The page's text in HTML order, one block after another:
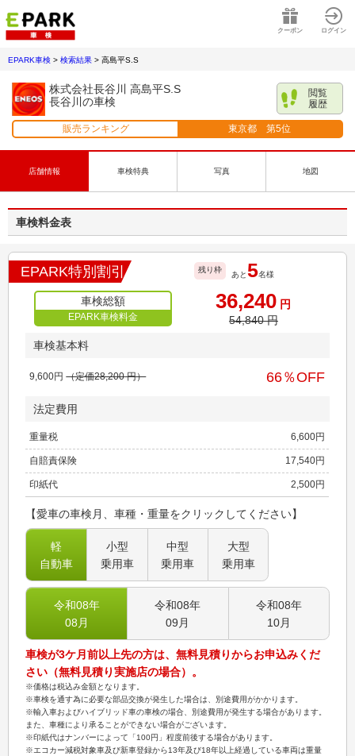
クーポン ログイン
EPARK車検 > 検索結果 > 高島平S.S
株式会社長谷川 高島平S.S
長谷川の車検
閲覧
履歴
販売ランキング 東京都 第5位
店舗情報 車検特典 写真 地図
車検料金表
EPARK特別割引 残り枠
あと5名様
車検総額
EPARK車検料金
36,240 円
54,840円
車検基本料
9,600円 （定価28,200円） 66％OFF
法定費用
重量税 6,600円
自賠責保険 17,540円
印紙代 2,500円
【愛車の車検月、車種・重量をクリックしてください】
軽
自動車
小型
乗用車
中型
乗用車
大型
乗用車
令和08年
08 月
令和08年
09 月
令和08年
10月
車検が3ケ月前以上先の方は、無料見積りからお申込みくだ
さい（無料見積り実施店の場合）。
※価格は税込み金額となります。
※車検を通す為に必要な部品交換が発生した場合は、別途費用がかかります。
※輸入車およびハイブリッド車の車検の場合、別途費用が発生する場合があります。
また、車種により承ることができない場合がございます。
※印紙代はナンバーによって「100円」程度前後する場合があります。
※エコカー減税対象車及び新車登録から13年及び18年以上経過している車両は重量